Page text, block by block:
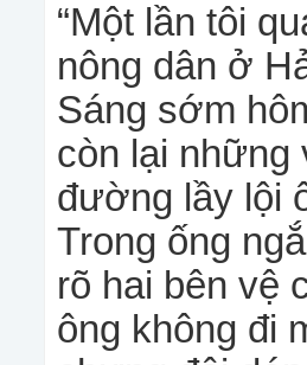
“Một lần tôi
nông dân ở
Sáng sớm
còn lại
đường lầy lội
Trong ống
rõ hai bên vệ
ông không đi